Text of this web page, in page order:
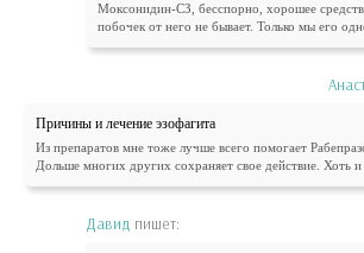
Моксонидин-СЗ, бесспорно, хорошее
побочек от него не бывает. Только мы его
Причины и лечение эзофагита
Из препаратов мне тоже лучше всего помогает
Дольше многих других сохраняет свое действие. Хоть и
Давид пишет: